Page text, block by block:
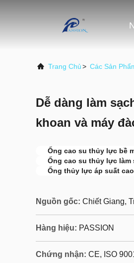
Trang Chủ> Các Sản
Dễ dàng làm
khoan và máy
Ống cao su thủy lực bề
Ống cao su thủy lực làm
Ống thủy lực áp suất
Nguồn gốc: Chiết Giang,
Hàng hiệu: PASSION
Chứng nhận: CE, ISO